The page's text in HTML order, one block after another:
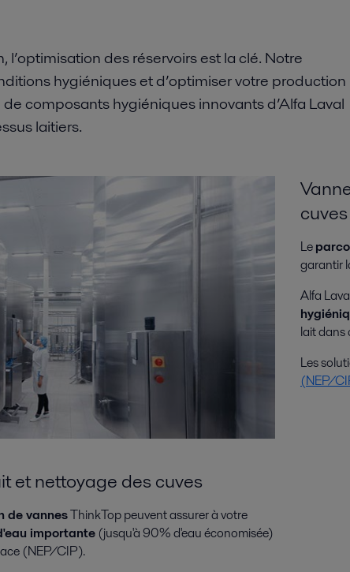
des réservoirs est la clé. Notre
hygiéniques et d’optimiser votre production
composants hygiéniques innovants d’Alfa Laval
laitiers.
cuves
Le
garantir
Alfa
lait dans
Les
(NEP/
et nettoyage des cuves
de vannesThinkTop peuvent assurer à votre
importante (jusqu'à 90% d'eau économisée)
(NEP/CIP).